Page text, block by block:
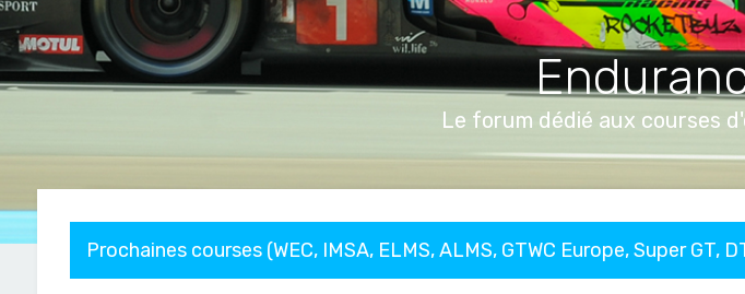
Le forum dédié aux courses
Prochaines courses (WEC, IMSA, ELMS, ALMS, GTWC Europe, Super GT,